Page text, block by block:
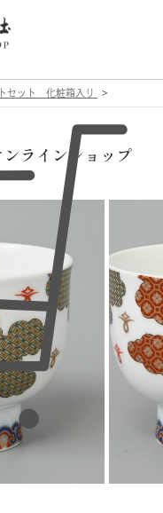
セット 化粧箱入り
ラインショップ